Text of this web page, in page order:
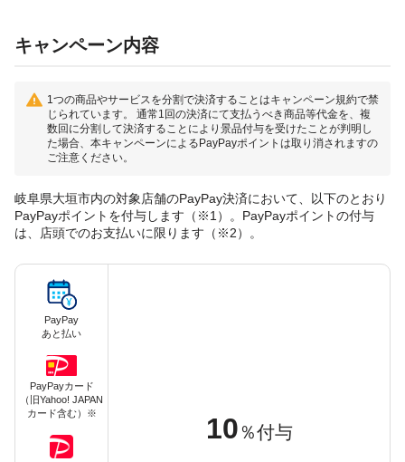
キャンペーン内容
1つの商品やサービスを分割で決済することはキャンペーン規約で禁
じられています。 通常1回の決済にて支払うべき商品等代金を、複
数回に分割して決済することにより景品付与を受けたことが判明し
た場合、本キャンペーンによるPayPayポイントは取り消されますの
ご注意ください。
岐阜県大垣市内の対象店舗のPayPay決済において、以下のとおり
PayPayポイントを付与します（※1）。PayPayポイントの付与
は、店頭でのお支払いに限ります（※2）。
PayPay
あと払い
PayPayカード
（旧Yahoo! JAPAN
カード含む）※
10 ％付与